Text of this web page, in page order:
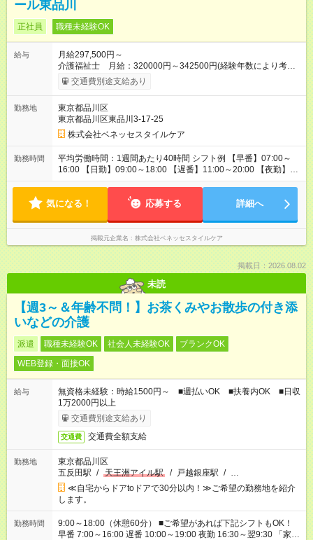
ール東品川
正社員 職種未経験OK
給与
月給297,500円～
介護福祉士 月給：320000円～342500円(経験年数により考
慮） 初任者研修 月給：297500円～ 保育手当 月10000円／月
（規定あり）、ケアマネ資格手当 5000円／月、年末年始手当、
プあり、さらに4種類の専門資格を設け、資格取得者には1資格
につき、10000円／月の手当を支給 ※月給は居住支援特別手当
を含みます。居住支援特別手当は、当社入社歴のある場合、金
額が変わりますのでお問い合わせください。 【試用期間】試用
期間なし
交通費別途支給あり
勤務地
東京都品川区
東京都品川区東品川3-17-25
株式会社ベネッセスタイルケア
勤務時間
平均労働時間：1週間あたり40時間 シフト例 【早番】07:00～
16:00 【日勤】09:00～18:00 【遅番】11:00～20:00 【夜勤】
16:00～翌9:00 ※休憩は法定通り ※シフト時間はホームによって
平均労働時間：1週間あたり40時間 シフト例 【早番】07:00～
16:00～翌9:00 ※休憩は法定通り ※シフト時間はホームによって
前後します。 詳細の勤務時間についてはお問合せください。
気になる！ 応募する 詳細へ
掲載元企業名 株式会社ベネッセスタイルケア
掲載日：2026.08.02
未読
【週3～＆年齢不問！】お茶くみやお散歩の付き添
いなどの介護
派遣 職種未経験OK 社会人未経験OK
ブランクOK
WEB登録・面接OK
給与
無資格未経験：時給1500円～ ■週払いOK ■扶養内OK ■日収
1万2000円以上
交通費別途支給あり
交通費 交通費全額支給
勤務地
東京都品川区
五反田駅 / 天王洲アイル駅 / 戸越銀座駅 / …
≪自宅からドアtoドアで30分以内！≫ご希望の勤務地を紹介
します。
勤務時間
9:00～18:00（休憩60分） ■ご希望があれば下記シフトもOK！
早番 7:00～16:00 遅番 10:00～19:00 夜勤 16:30～翌9:30 「家族